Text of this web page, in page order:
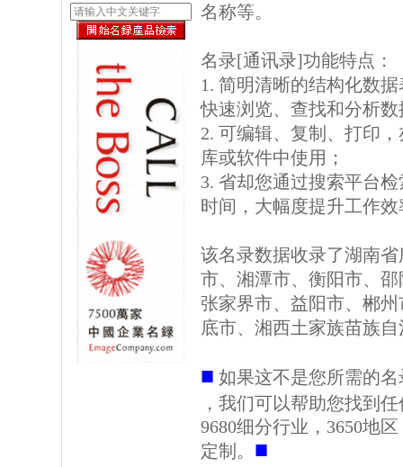
名称等。
名录[通讯录]功能特点：
1. 简明清晰的结构化数
快速浏览、查找和分析数
2. 可编辑、复制、打印
库或软件中使用；
3. 省却您通过搜索平台
时间，大幅度提升工作效
该名录数据收录了湖南
市、湘潭市、衡阳市、
张家界市、益阳市、郴
底市、湘西土家族苗族
■ 如果这不是您所需的
，我们可以帮助您找到
9680细分行业，3650地
定制。 ■